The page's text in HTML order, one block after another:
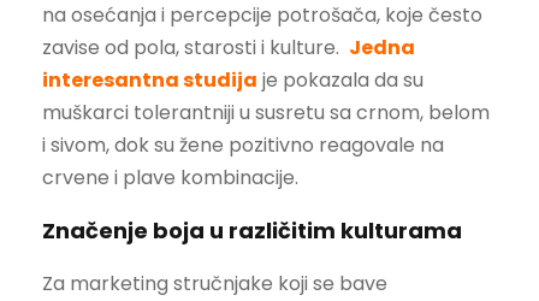
na osećanja i percepcije potrošača, koje često
zavise od pola, starosti i kulture. Jedna
interesantna studija je pokazala da su
muškarci tolerantniji u susretu sa crnom, belom
i sivom, dok su žene pozitivno reagovale na
crvene i plave kombinacije.
Značenje boja u različitim kulturama
Za marketing stručnjake koji se bave